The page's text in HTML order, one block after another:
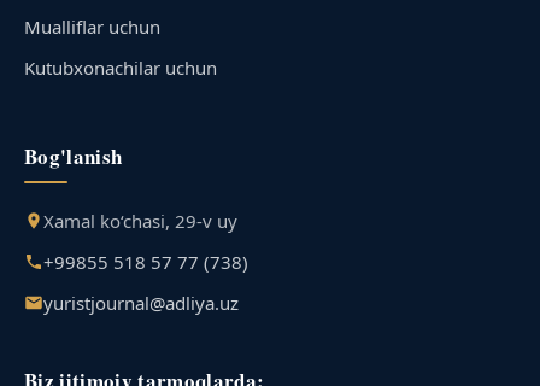
Mualliflar uchun
Kutubxonachilar uchun
Bog'lanish
Xamal ko‘chasi, 29-v uy
+99855 518 57 77 (738)
yuristjournal@adliya.uz